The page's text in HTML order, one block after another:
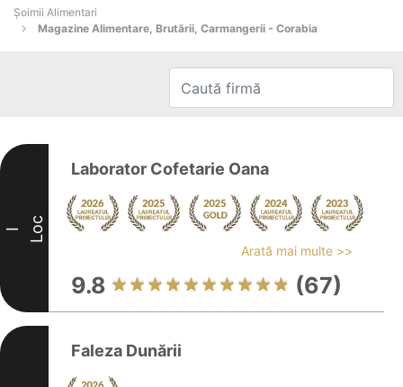
Şoimii Alimentari
Magazine Alimentare, Brutării, Carmangerii - Corabia
I Loc
Laborator Cofetarie Oana
Arată mai multe >>
9.8 (67)
Faleza Dunării